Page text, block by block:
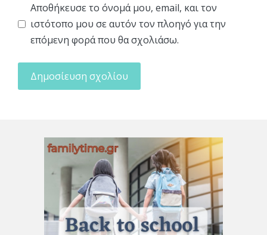
Αποθήκευσε το όνομά μου, email, και τον
ιστότοπο μου σε αυτόν τον πλοηγό για την
επόμενη φορά που θα σχολιάσω.